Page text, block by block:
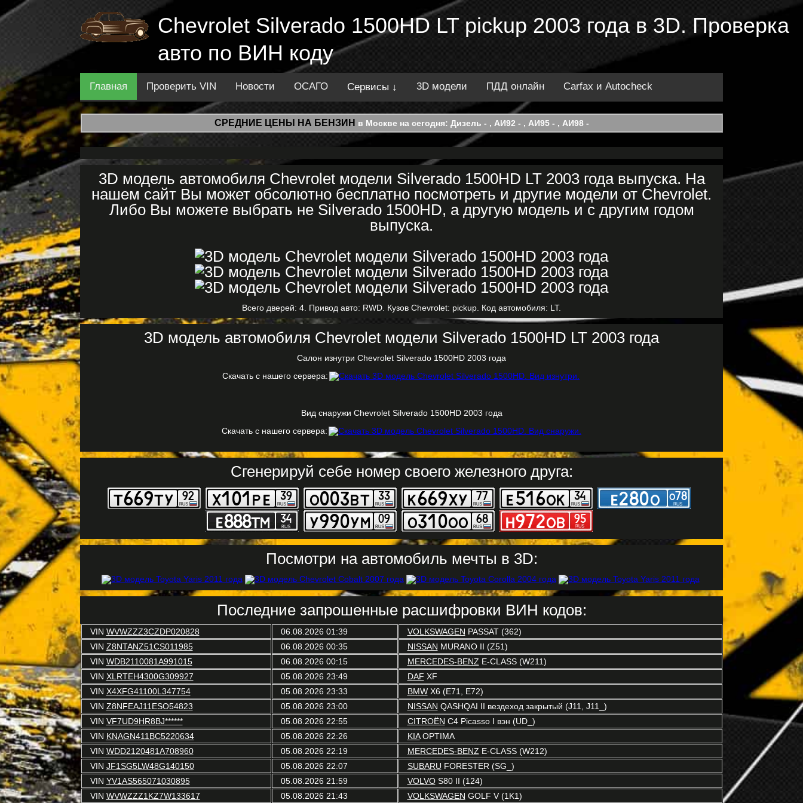
Chevrolet Silverado 1500HD LT pickup 2003 года в 3D. Проверка
авто по ВИН коду
Главная Проверить VIN Новости ОСАГО Сервисы ↓ 3D модели ПДД онлайн Carfax и Autocheck
СРЕДНИЕ ЦЕНЫ НА БЕНЗИН в Москве на сегодня: Дизель - , АИ92 - , АИ95 - , АИ98 -
3D модель автомобиля Chevrolet модели Silverado 1500HD LT 2003 года выпуска. На
нашем сайт Вы может обсолютно бесплатно посмотреть и другие модели от Chevrolet.
Либо Вы можете выбрать не Silverado 1500HD, а другую модель и с другим годом
выпуска.
Всего дверей: 4. Привод авто: RWD. Кузов Chevrolet: pickup. Код автомобиля: LT.
3D модель автомобиля Chevrolet модели Silverado 1500HD LT 2003 года
Салон изнутри Chevrolet Silverado 1500HD 2003 года
Скачать с нашего сервера:
Вид снаружи Chevrolet Silverado 1500HD 2003 года
Скачать с нашего сервера:
Сгенерируй себе номер своего железного друга:
Посмотри на автомобиль мечты в 3D:
Последние запрошенные расшифровки ВИН кодов:
VIN WVWZZZ3CZDP020828 06.08.2026 01:39 VOLKSWAGEN PASSAT (362)
VIN Z8NTANZ51CS011985 06.08.2026 00:35 NISSAN MURANO II (Z51)
VIN WDB2110081A991015 06.08.2026 00:15 MERCEDES-BENZ E-CLASS (W211)
VIN XLRTEH4300G309927 05.08.2026 23:49 DAF XF
VIN X4XFG41100L347754 05.08.2026 23:33 BMWX6 (E71, E72)
VIN Z8NFEAJ11ESO54823 05.08.2026 23:00 NISSAN QASHQAI II вездеход закрытый (J11, J11_)
VIN VF7UD9HR8BJ****** 05.08.2026 22:55 CITROËN C4 Picasso I вэн (UD_)
VIN KNAGN411BC5220634 05.08.2026 22:26 KIAOPTIMA
VIN WDD2120481A708960 05.08.2026 22:19 MERCEDES-BENZ E-CLASS (W212)
VIN JF1SG5LW48G140150 05.08.2026 22:07 SUBARU FORESTER (SG_)
VIN YV1AS565071030895 05.08.2026 21:59 VOLVOS80 II (124)
VIN WVWZZZ1KZ7W133617 05.08.2026 21:43 VOLKSWAGEN GOLF V (1K1)